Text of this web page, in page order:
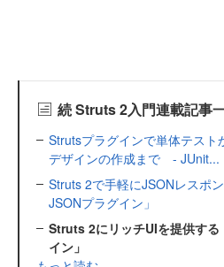
続 Struts 2入門連載記事
Strutsプラグインで単体テスト
デザインの作成まで - JUnit...
Struts 2で手軽にJSONレスポ
JSONプラグイン」
Struts 2にリッチUIを提供す
イン」